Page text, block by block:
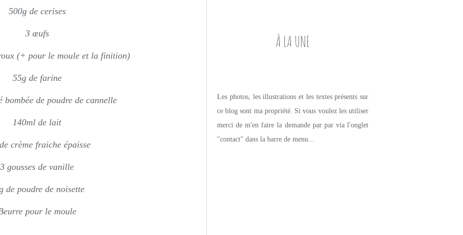
500g de cerises
3 œufs
(+ pour le moule et la finition)
55g de farine
bombée de poudre de cannelle
140ml de lait
crème fraiche épaisse
3 gousses de vanille
de poudre de noisette
pour le moule
À LA UNE
Les photos, les illustrations et les textes présents sur
ce blog sont ma propriété. Si vous voulez les utiliser
merci de m'en faire la demande par par via l'onglet
"contact" dans la barre de menu...